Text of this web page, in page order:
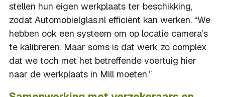
stellen hun eigen werkplaats ter beschikking,
zodat Automobielglas.nl efficiënt kan werken. “We
hebben ook een systeem om op locatie camera’s
te kalibreren. Maar soms is dat werk zo complex
dat we toch met het betreffende voertuig hier
naar de werkplaats in Mill moeten.”